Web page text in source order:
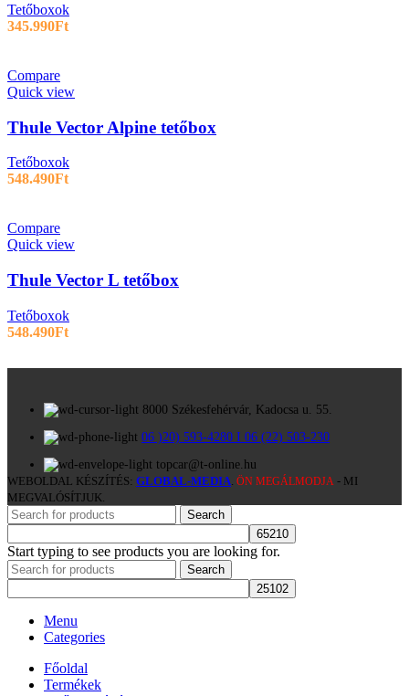
Tetőboxok
345.990Ft
Compare
Quick view
Thule Vector Alpine tetőbox
Tetőboxok
548.490Ft
Compare
Quick view
Thule Vector L tetőbox
Tetőboxok
548.490Ft
8000 Székesfehérvár, Kadocsa u. 55.
06 )20) 593-4280 I 06 (22) 503-230
topcar@t-online.hu
WEBOLDAL KÉSZÍTÉS: GLOBAL-MEDIA ÖN MEGÁLMODJA - MI
MEGVALÓSÍTJUK.
Search
Start typing to see products you are looking for.
Search
Menu
Categories
Főoldal
Termékek